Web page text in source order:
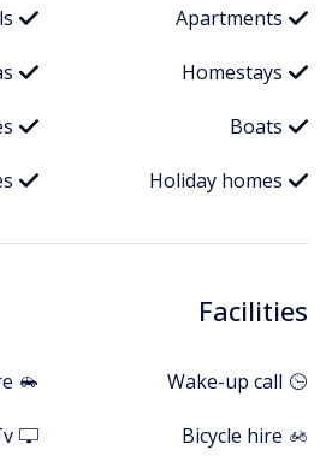
Apartments
Homestays
Boats
Holiday homes
Facilities
Wake-up call
Bicycle hire